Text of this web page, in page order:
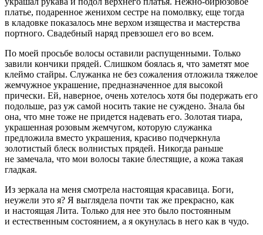
платье, подаренное женихом сестре на помолвку, еще тогда
в кладовке показалось мне верхом изящества и мастерства
портного. Свадебный наряд превзошел его во всем.
По моей просьбе волосы оставили распущенными. Только
завили кончики прядей. Слишком боялась я, что заметят мое
клеймо стайры. Служанка не без сожаления отложила тяжелое
жемчужное украшение, предназначенное для высокой
прически. Ей, наверное, очень хотелось хотя бы подержать его
подольше, раз уж самой носить такие не суждено. Знала бы
она, что мне тоже не придется надевать его. Золотая тиара,
украшенная розовым жемчугом, которую служанка
предложила вместо украшения, красиво подчеркнула
золотистый блеск волнистых прядей. Никогда раньше
не замечала, что мои волосы такие блестящие, а кожа такая
гладкая.
Из зеркала на меня смотрела настоящая красавица. Боги,
неужели это я? Я выглядела почти так же прекрасно, как
и настоящая Лита. Только для нее это было постоянным
и естественным состоянием, а я окунулась в него как в чудо.